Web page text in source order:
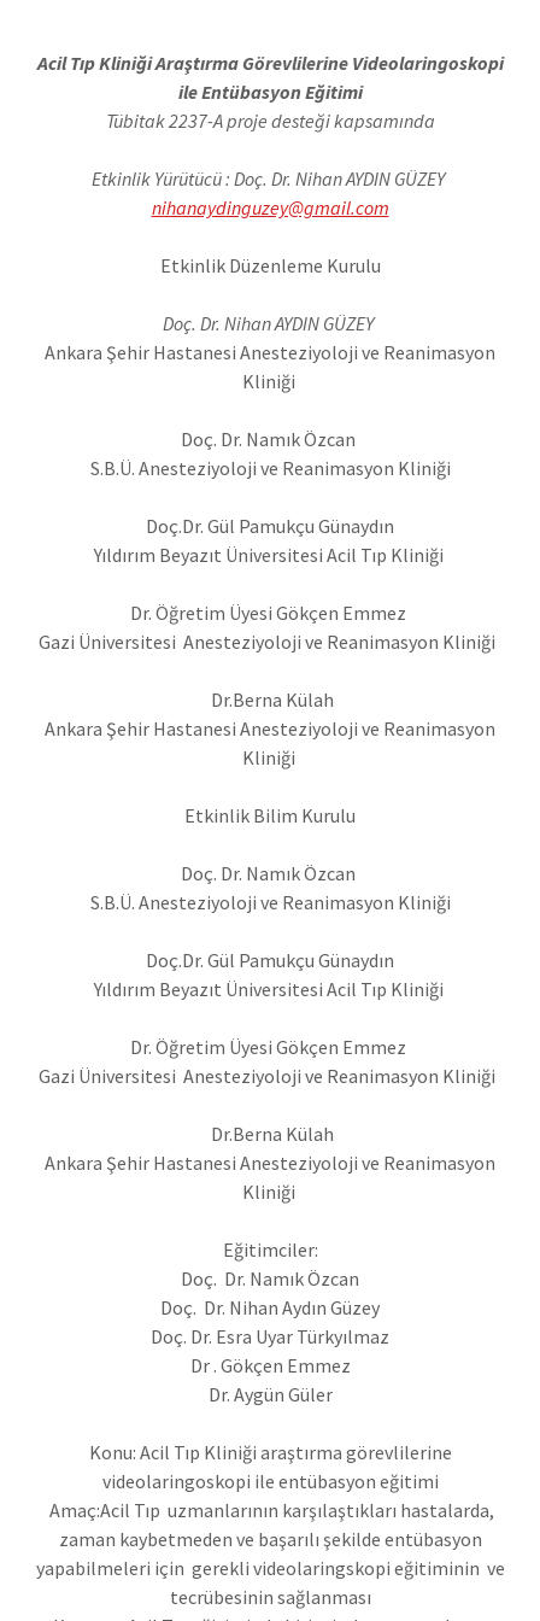
Acil Tıp Kliniği Araştırma Görevlilerine Videolaringoskopi
ile Entübasyon Eğitimi
Tübitak 2237-A proje desteği kapsamında
Etkinlik Yürütücü : Doç. Dr. Nihan AYDIN GÜZEY
nihanaydinguzey@gmail.com
Etkinlik Düzenleme Kurulu
Doç. Dr. Nihan AYDIN GÜZEY
Ankara Şehir Hastanesi Anesteziyoloji ve Reanimasyon
Kliniği
Doç. Dr. Namık Özcan
S.B.Ü. Anesteziyoloji ve Reanimasyon Kliniği
Doç.Dr. Gül Pamukçu Günaydın
Yıldırım Beyazıt Üniversitesi Acil Tıp Kliniği
Dr. Öğretim Üyesi Gökçen Emmez
Gazi Üniversitesi Anesteziyoloji ve Reanimasyon Kliniği
Dr.Berna Külah
Ankara Şehir Hastanesi Anesteziyoloji ve Reanimasyon
Kliniği
Etkinlik Bilim Kurulu
Doç. Dr. Namık Özcan
S.B.Ü. Anesteziyoloji ve Reanimasyon Kliniği
Doç.Dr. Gül Pamukçu Günaydın
Yıldırım Beyazıt Üniversitesi Acil Tıp Kliniği
Dr. Öğretim Üyesi Gökçen Emmez
Gazi Üniversitesi Anesteziyoloji ve Reanimasyon Kliniği
Dr.Berna Külah
Ankara Şehir Hastanesi Anesteziyoloji ve Reanimasyon
Kliniği
Eğitimciler:
Doç. Dr. Namık Özcan
Doç. Dr. Nihan Aydın Güzey
Doç. Dr. Esra Uyar Türkyılmaz
Dr . Gökçen Emmez
Dr. Aygün Güler
Konu: Acil Tıp Kliniği araştırma görevlilerine
videolaringoskopi ile entübasyon eğitimi
Amaç:Acil Tıp uzmanlarının karşılaştıkları hastalarda,
zaman kaybetmeden ve başarılı şekilde entübasyon
yapabilmeleri için gerekli videolaringskopi eğitiminin ve
tecrübesinin sağlanması